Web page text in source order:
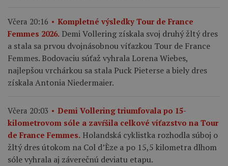
Včera 20:16
Kompletné výsledky Tour de France
Femmes 2026. Demi Vollering získala svoj druhý žltý dres
a stala sa prvou dvojnásobnou víťazkou Tour de France
Femmes. Bodovaciu súťaž vyhrala Lorena Wiebes,
najlepšou vrchárkou sa stala Puck Pieterse a biely dres
získala Antonia Niedermaier.
Včera 20:03
Demi Vollering triumfovala po 15-
kilometrovom sóle a zavŕšila celkové víťazstvo na Tour
de France Femmes. Holandská cyklistka rozhodla súboj o
žltý dres útokom na Col d’Èze a po 15,5 kilometra dlhom
sóle vyhrala aj záverečnú deviatu etapu.